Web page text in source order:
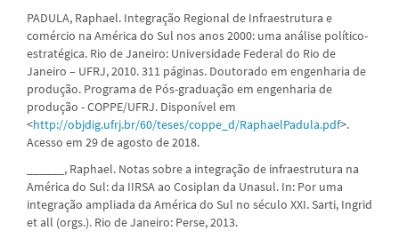
PADULA, Raphael. Integração Regional de Infraestrutura e
comércio na América do Sul nos anos 2000: uma análise político-
estratégica. Rio de Janeiro: Universidade Federal do Rio de
Janeiro – UFRJ, 2010. 311 páginas. Doutorado em engenharia de
produção. Programa de Pós-graduação em engenharia de
produção - COPPE/UFRJ. Disponível em
<http://objdig.ufrj.br/60/teses/coppe_d/RaphaelPadula.pdf>.
Acesso em 29 de agosto de 2018.
______, Raphael. Notas sobre a integração de infraestrutura na
América do Sul: da IIRSA ao Cosiplan da Unasul. In: Por uma
integração ampliada da América do Sul no século XXI. Sarti, Ingrid
et all (orgs.). Rio de Janeiro: Perse, 2013.